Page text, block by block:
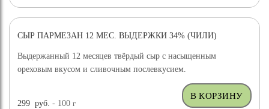
ХИТ ПРОДАЖ
СЫР ПАРМЕЗАН 12 МЕС. ВЫДЕРЖКИ 34% (ЧИЛИ)
Выдержанный 12 месяцев твёрдый сыр с насыщенным
ореховым вкусом и сливочным послевкусием.
299 руб. - 100г